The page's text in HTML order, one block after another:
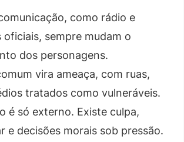
como rádio e
oficiais, sempre mudam o
dos personagens.
vira ameaça, com ruas,
tratados como vulneráveis.
é só externo. Existe culpa,
e decisões morais sob pressão.